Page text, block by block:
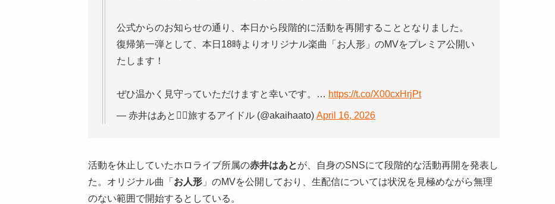
公式からのお知らせの通り、本日から段階的に活動を再開することとなりました。
復帰第一弾として、本日18時よりオリジナル楽曲「お人形」のMVをプレミア公開い
たします！
ぜひ温かく見守っていただけますと幸いです。… https://t.co/X00cxHrjPt
— 赤井はあと❤️‍🔥旅するアイドル (@akaihaato) April 16, 2026
活動を休止していたホロライブ所属の赤井はあとが、自身のSNSにて段階的な活動再開を発表し
た。オリジナル曲「 お人形 」のMVを公開しており、生配信については状況を見極めながら無理
のない範囲で開始するとしている。